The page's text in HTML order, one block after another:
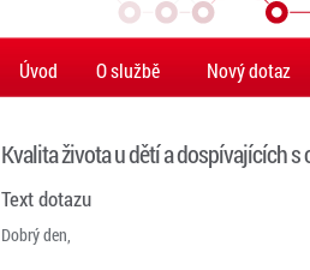
Úvod O službě Nový dotaz
Kvalita života u dětí a dospívajících
Text dotazu
Dobrý den,